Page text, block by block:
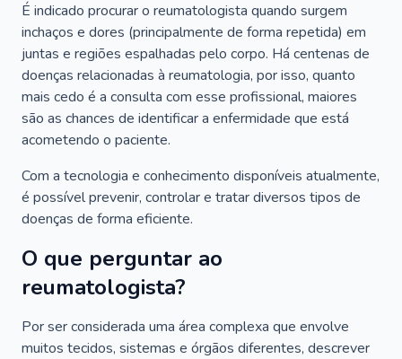
É indicado procurar o reumatologista quando surgem
inchaços e dores (principalmente de forma repetida) em
juntas e regiões espalhadas pelo corpo. Há centenas de
doenças relacionadas à reumatologia, por isso, quanto
mais cedo é a consulta com esse profissional, maiores
são as chances de identificar a enfermidade que está
acometendo o paciente.
Com a tecnologia e conhecimento disponíveis atualmente,
é possível prevenir, controlar e tratar diversos tipos de
doenças de forma eficiente.
O que perguntar ao
reumatologista?
Por ser considerada uma área complexa que envolve
muitos tecidos, sistemas e órgãos diferentes, descrever